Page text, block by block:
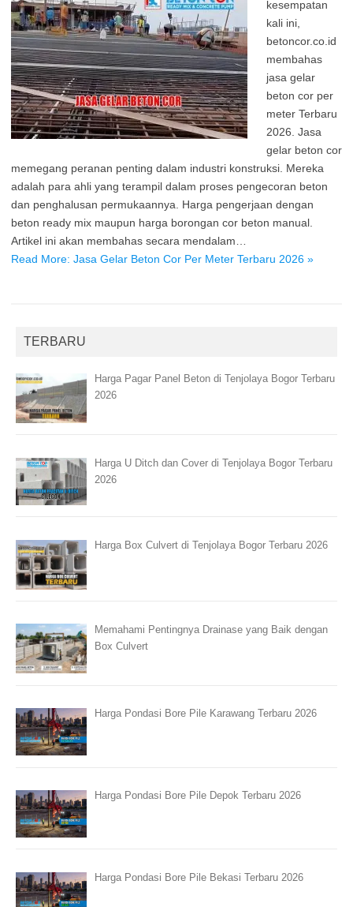
kesempatan
kali ini,
betoncor.co.id
membahas
jasa gelar
beton cor per
meter Terbaru
2026. Jasa
gelar beton cor
memegang peranan penting dalam industri konstruksi. Mereka
adalah para ahli yang terampil dalam proses pengecoran beton
dan penghalusan permukaannya. Harga pengerjaan dengan
beton ready mix maupun harga borongan cor beton manual.
Artikel ini akan membahas secara mendalam…
Read More: Jasa Gelar Beton Cor Per Meter Terbaru 2026 »
TERBARU
Harga Pagar Panel Beton di Tenjolaya Bogor Terbaru
2026
Harga U Ditch dan Cover di Tenjolaya Bogor Terbaru
2026
Harga Box Culvert di Tenjolaya Bogor Terbaru 2026
Memahami Pentingnya Drainase yang Baik dengan
Box Culvert
Harga Pondasi Bore Pile Karawang Terbaru 2026
Harga Pondasi Bore Pile Depok Terbaru 2026
Harga Pondasi Bore Pile Bekasi Terbaru 2026